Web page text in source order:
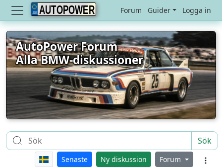
AUTOPOWER Forum Guider Logga in
AutoPower Forum
Alla BMW-diskussioner
Sök
Senaste Ny diskussion Forum